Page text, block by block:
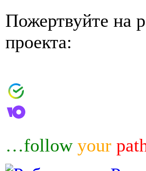
Пожертвуйте на
проекта:
…follow your